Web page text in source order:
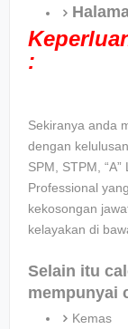
:
Sekiranya anda
dengan
SPM, STPM,
Professional
kekosongan
kelayakan di
Selain itu
mempunyai
Kemas